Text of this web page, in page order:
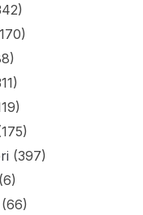
(397)
(6)
(66)